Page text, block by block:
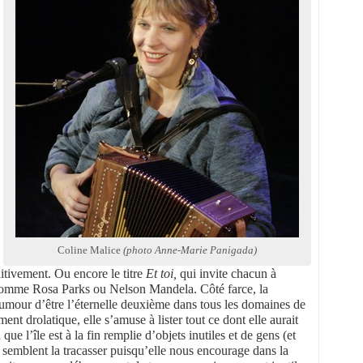
Coline Malice (photo Anne-Marie Panigada)
Ou encore le titre Et toi, qui invite chacun à
Rosa Parks ou Nelson Mandela. Côté farce, la
d’être l’éternelle deuxième dans tous les domaines de
drolatique, elle s’amuse à lister tout ce dont elle aurait
l’île est à la fin remplie d’objets inutiles et de gens (et
la tracasser puisqu’elle nous encourage dans la